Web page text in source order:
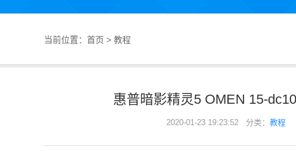
当前位置： 首页 > 教程
惠普暗影精灵5 OMEN 15-
2020-01-23 19:23:52 分类： 教程